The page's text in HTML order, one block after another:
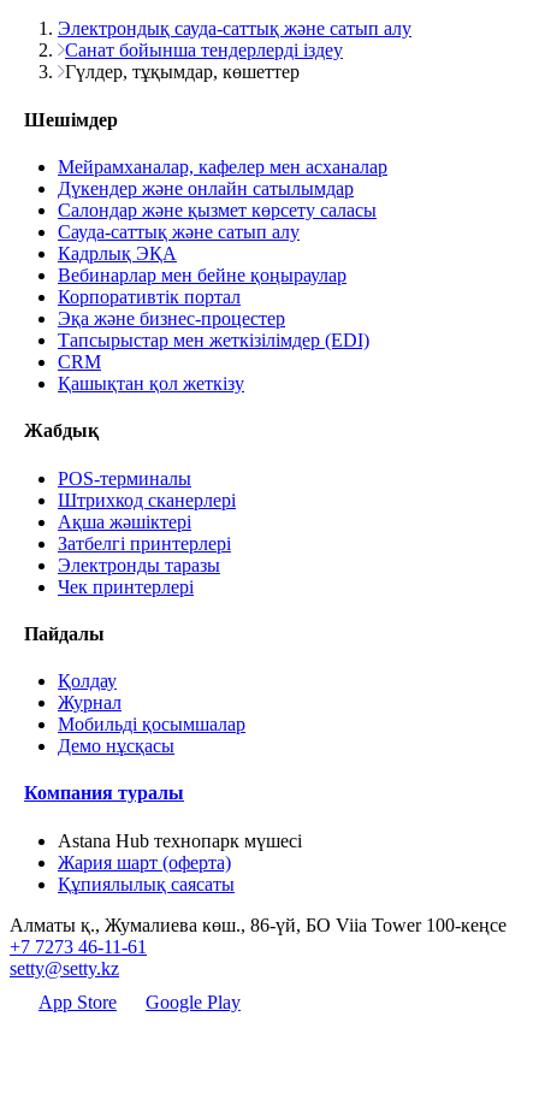
Электрондық сауда-саттық және сатып алу
Санат бойынша тендерлерді іздеу
Гүлдер, тұқымдар, көшеттер
Шешімдер
Мейрамханалар, кафелер мен асханалар
Дүкендер және онлайн сатылымдар
Салондар және қызмет көрсету саласы
Сауда-саттық және сатып алу
Кадрлық ЭҚА
Вебинарлар мен бейне қоңыраулар
Корпоративтік портал
Эқа және бизнес-процестер
Тапсырыстар мен жеткізілімдер (EDI)
CRM
Қашықтан қол жеткізу
Жабдық
POS-терминалы
Штрихкод сканерлері
Ақша жәшіктері
Затбелгі принтерлері
Электронды таразы
Чек принтерлері
Пайдалы
Қолдау
Журнал
Мобильді қосымшалар
Демо нұсқасы
Компания туралы
Astana Hub технопарк мүшесі
Жария шарт (оферта)
Құпиялылық саясаты
Алматы қ., Жумалиева көш., 86-үй, БО Viia Tower 100-кеңсе
+7 7273 46-11-61
setty@setty.kz
App Store
Google Play